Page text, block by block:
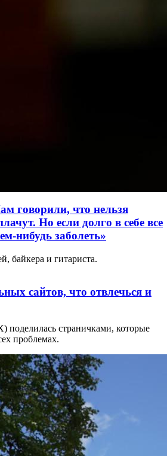
говорили, что нельзя
Но если долго в себе все
нибудь заболеть»
байкера и гитариста.
сайтов, что отвлечься и
поделилась страничками, которые
проблемах.